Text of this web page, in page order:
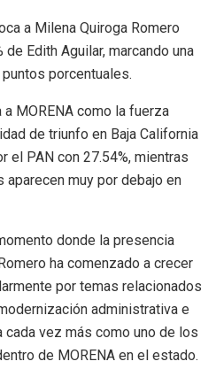
a Milena Quiroga Romero
Edith Aguilar, marcando una
porcentuales.
MORENA como la fuerza
de triunfo en Baja California
el PAN con 27.54%, mientras
muy por debajo en
donde la presencia
ha comenzado a crecer
por temas relacionados
administrativa e
cada vez más como uno de los
de MORENA en el estado.